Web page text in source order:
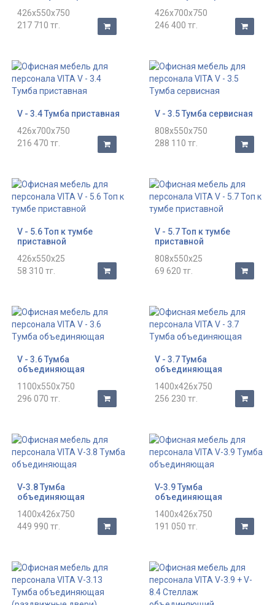
426x550x750
217 710 тг.
426x700x750
246 400 тг.
V - 3.4 Тумба приставная
426x700x750
216 470 тг.
V - 3.5 Тумба сервисная
808x550x750
288 110 тг.
V - 5.6 Топ к тумбе
приставной
426x550x25
58 310 тг.
V - 5.7 Топ к тумбе
приставной
808x550x25
69 620 тг.
V - 3.6 Тумба
объединяющая
1100x550x750
296 070 тг.
V - 3.7 Тумба
объединяющая
1400x426x750
256 230 тг.
V-3.8 Тумба
объединяющая
1400x426x750
449 990 тг.
V-3.9 Тумба
объединяющая
1400x426x750
191 050 тг.